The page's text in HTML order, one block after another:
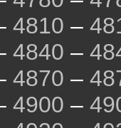
4810 –
4840 –
4870 –
4900 –